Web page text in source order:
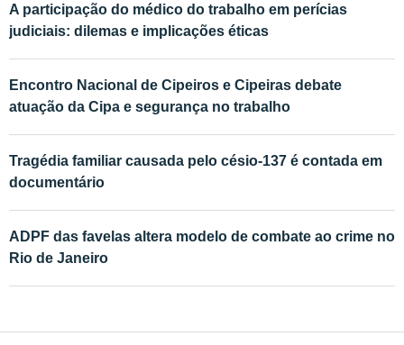
A participação do médico do trabalho em perícias
judiciais: dilemas e implicações éticas
Encontro Nacional de Cipeiros e Cipeiras debate
atuação da Cipa e segurança no trabalho
Tragédia familiar causada pelo césio-137 é contada em
documentário
ADPF das favelas altera modelo de combate ao crime no
Rio de Janeiro